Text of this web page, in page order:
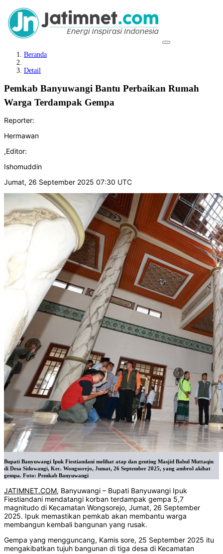
Beranda
Detail
Pemkab Banyuwangi Bantu Perbaikan Rumah
Warga Terdampak Gempa
Reporter:
Hermawan
,Editor:
Ishomuddin
Jumat, 26 September 2025 07:30 UTC
Bupati Banyuwangi Ipuk Fiestiandani melihat atap dan genting Masjid Babul Muttaqin
di Desa Sidowangi, Kec. Wongsorejo, Jumat, 26 September 2025, yang ambrol akibat
gempa. Foto: Pemkab Banyuwangi
JATIMNET.COM, Banyuwangi – Bupati Banyuwangi Ipuk
Fiestiandani mendatangi korban terdampak gempa 5,7
magnitudo di Kecamatan Wongsorejo, Jumat, 26 September
2025. Ipuk memastikan pemkab akan membantu warga
membangun kembali bangunan yang rusak.
Gempa yang mengguncang, Kamis sore, 25 September 2025 itu
mengakibatkan tujuh bangunan di tiga desa di Kecamatan